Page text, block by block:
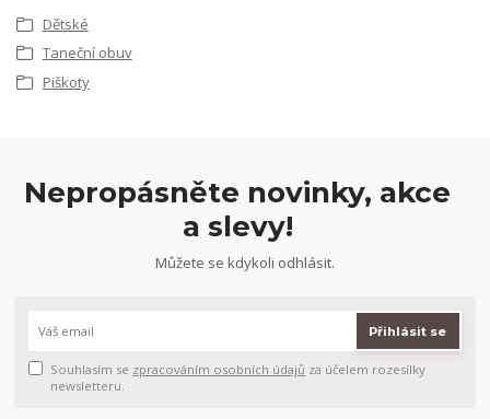
Dětské
Taneční obuv
Piškoty
Nepropásněte novinky, akce
a slevy!
Můžete se kdykoli odhlásit.
Přihlásit se
Souhlasím se zpracováním osobních údajů za účelem rozesílky
newsletteru.